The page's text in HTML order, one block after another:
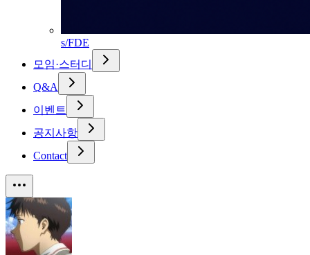
s/FDE
모임·스터디
Q&A
이벤트
공지사항
Contact